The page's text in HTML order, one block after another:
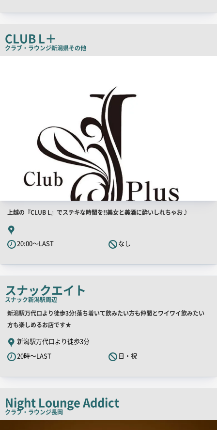
コ
ピ
CLUB L＋
クラブ・ラウンジ新潟県その他
店
店
舗
PR
キ
コ
ピ
ー
上越の『CLUB L』でステキな時間を!!美女と美酒に酔いしれちゃお♪
20:00～LAST なし
スナックエイト
スナック新潟駅周辺
店
舗
PR
キ
ャ
ピ
ー
新潟駅万代口より徒歩3分!落ち着いて飲みたい方も仲間とワイワイ飲みたい
方も楽しめるお店です★
新潟駅万代口より徒歩3分
20時～LAST
日・祝
Night Lounge Addict
クラブ・ラウンジ長岡
店